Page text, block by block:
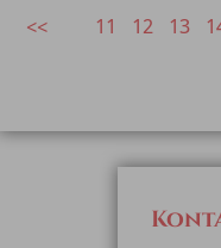
11 12 13